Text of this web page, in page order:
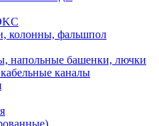
колонны, фальшпол
напольные башенки, лючки
каналы